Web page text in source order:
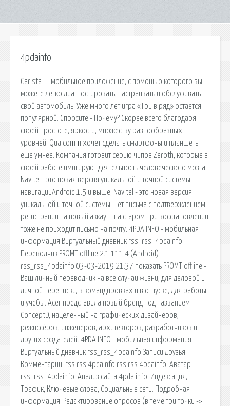
4pdainfo
Carista — мобильное приложение, с помощью которого вы
можете легко диагностировать, настраивать и обслуживать
свой автомобиль. Уже много лет игра «Три в ряд» остается
популярной. Спросите - Почему? Скорее всего благодаря
своей простоте, яркости, множеству разнообразных
уровней. Qualcomm хочет сделать смартфоны и планшеты
еще умнее. Компания готовит серию чипов Zeroth, которые в
своей работе имитируют деятельность человеческого мозга.
Navitel - это новая версия уникальной и точной системы
навигацииAndroid 1.5 и выше; Navitel - это новая версия
уникальной и точной системы. Нет письма с подтверждением
регистрации на новый аккаунт на старом при восстановлении
тоже не приходит письмо на почту. 4PDA.INFO - мобильная
информация Виртуальный дневник rss_rss_4pdainfo.
Переводчик PROMT offline 2.1.111.4 (Android)
rss_rss_4pdainfo 03-03-2019 21:37 показать PROMT offline -
Ваш личный переводчик на все случаи жизни, для деловой и
личной переписки, в командировках и в отпуске, для работы
и учебы. Acer представила новый бренд под названием
ConceptD, нацеленный на графических дизайнеров,
режиссёров, инженеров, архитекторов, разработчиков и
других создателей. 4PDA.INFO - мобильная информация
Виртуальный дневник rss_rss_4pdainfo Записи Друзья
Комментарии. rss rss 4pdainfo rss rss 4pdainfo. Аватар
rss_rss_4pdainfo. Анализ сайта 4pda.info: Индексация,
Трафик, Ключевые слова, Социальные сети. Подробная
информация. Редактирование опросов (в теме три точки ->